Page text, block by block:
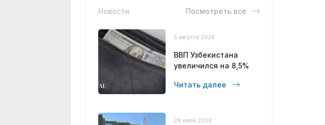
Новости Посмотреть все
5 августа 2026
ВВП Узбекистана
увеличился на 8,5%
Читать далее
28 июля 2026